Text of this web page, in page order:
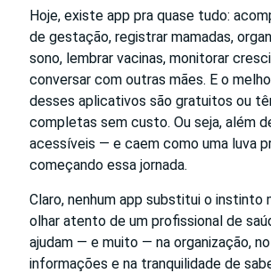
Hoje, existe app pra quase tudo:
de gestação, registrar mamadas,
sono, lembrar vacinas, monitorar
conversar com outras mães. E o
desses aplicativos são gratuitos ou
completas sem custo. Ou seja, além
acessíveis — e caem como uma luva
começando essa jornada.
Claro, nenhum app substitui o instinto
olhar atento de um profissional de
ajudam — e muito — na organização,
informações e na tranquilidade de